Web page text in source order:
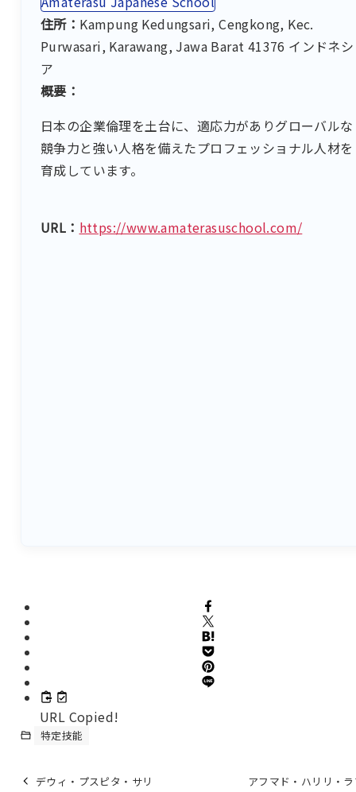
住所： Kampung Kedungsari, Cengkong, Kec.
Purwasari, Karawang, Jawa Barat 41376 インドネシ
ア
概要：
日本の企業倫理を土台に、適応力がありグローバルな
競争力と強い人格を備えたプロフェッショナル人材を
育成しています。
URL： https://www.amaterasuschool.com/
URL Copied!
特定技能
デウィ・プスピタ・サリ アフマド・ハリリ・